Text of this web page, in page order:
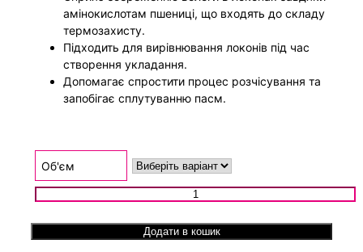
амінокислотам пшениці, що входять до складу
термозахисту.
Підходить для вирівнювання локонів під час
створення укладання.
Допомагає спростити процес розчісування та
запобігає сплутуванню пасм.
Об'єм
Спрей для комплексного захисту волосся Lakme Teknia
Додати в кошик